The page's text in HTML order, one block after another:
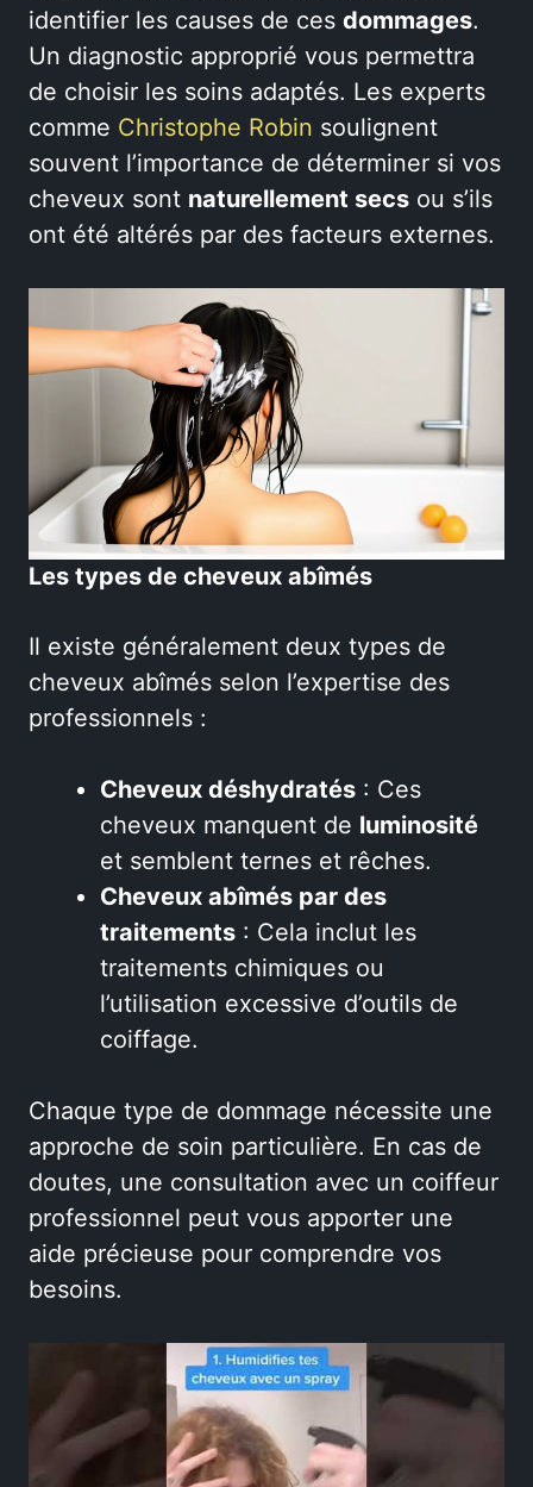
identifier les causes de ces dommages.
Un diagnostic approprié vous permettra
de choisir les soins adaptés. Les experts
comme Christophe Robin soulignent
souvent l’importance de déterminer si vos
cheveux sont naturellement secs ou s’ils
ont été altérés par des facteurs externes.
Les types de cheveux abîmés
Il existe généralement deux types de
cheveux abîmés selon l’expertise des
professionnels :
Cheveux déshydratés : Ces
cheveux manquent de luminosité
et semblent ternes et rêches.
Cheveux abîmés par des
traitements : Cela inclut les
traitements chimiques ou
l’utilisation excessive d’outils de
coiffage.
Chaque type de dommage nécessite une
approche de soin particulière. En cas de
doutes, une consultation avec un coiffeur
professionnel peut vous apporter une
aide précieuse pour comprendre vos
besoins.